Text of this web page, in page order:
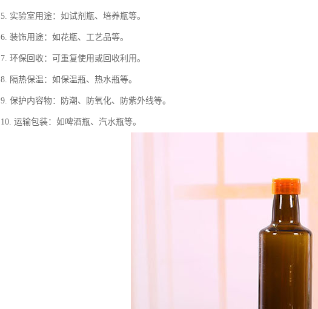
5. 实验室用途：如试剂瓶、培养瓶等。
6. 装饰用途：如花瓶、工艺品等。
7. 环保回收：可重复使用或回收利用。
8. 隔热保温：如保温瓶、热水瓶等。
9. 保护内容物：防潮、防氧化、防紫外线等。
10. 运输包装：如啤酒瓶、汽水瓶等。